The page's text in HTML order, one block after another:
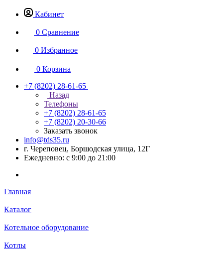
Кабинет
0 Сравнение
0 Избранное
0 Корзина
+7 (8202) 28‑61-65
Назад
Телефоны
+7 (8202) 28‑61-65
+7 (8202) 20‑30-66
Заказать звонок
info@tds35.ru
г. Череповец, Боршодская улица, 12Г
Ежедневно: с 9:00 до 21:00
Главная
Каталог
Котельное оборудование
Котлы